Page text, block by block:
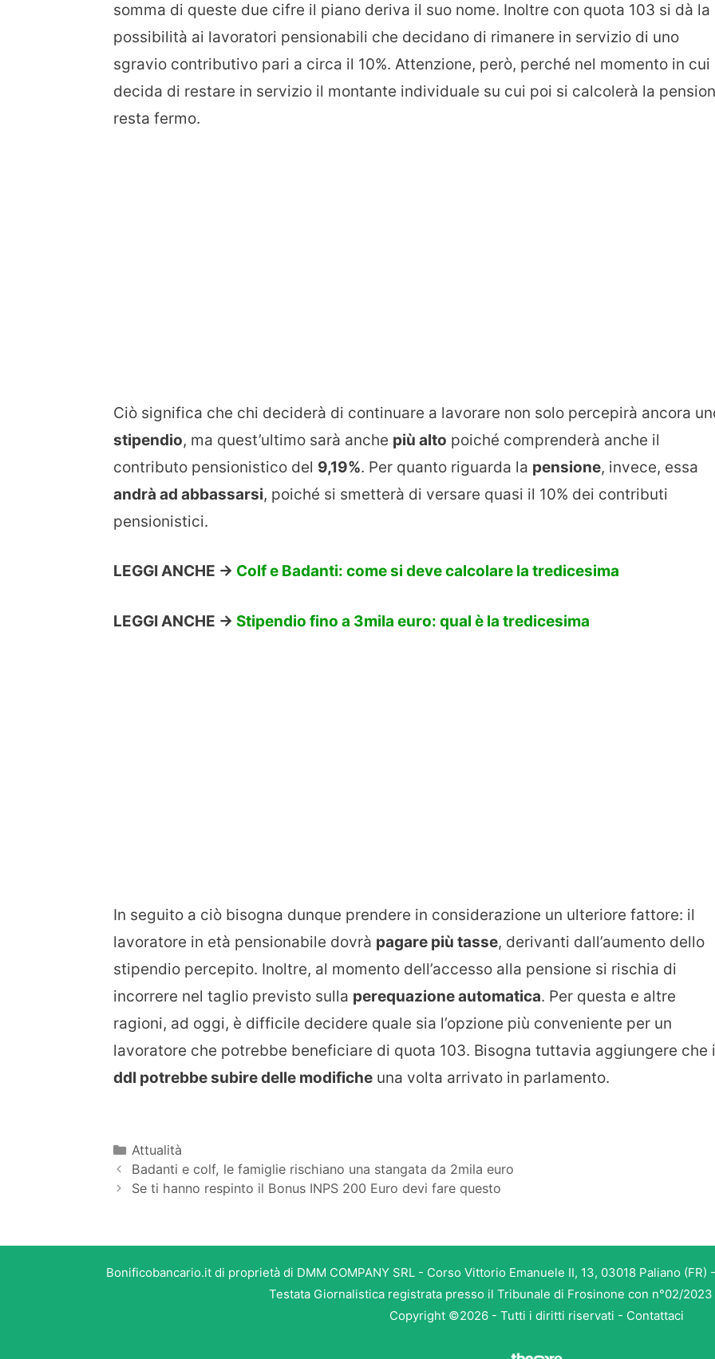
somma di queste due cifre il piano deriva il suo nome. Inoltre con quota 103 si dà la
possibilità ai lavoratori pensionabili che decidano di rimanere in servizio di uno
sgravio contributivo pari a circa il 10%. Attenzione, però, perché nel momento in cui
decida di restare in servizio il montante individuale su cui poi si calcolerà la
resta fermo.
Ciò significa che chi deciderà di continuare a lavorare non solo percepirà ancora
stipendio, ma quest’ultimo sarà anche più alto poiché comprenderà anche il
contributo pensionistico del 9,19%. Per quanto riguarda la pensione, invece, essa
andrà ad abbassarsi, poiché si smetterà di versare quasi il 10% dei contributi
pensionistici.
LEGGI ANCHE -> Colf e Badanti: come si deve calcolare la tredicesima
LEGGI ANCHE -> Stipendio fino a 3mila euro: qual è la tredicesima
In seguito a ciò bisogna dunque prendere in considerazione un ulteriore fattore: il
lavoratore in età pensionabile dovrà pagare più tasse, derivanti dall’aumento dello
stipendio percepito. Inoltre, al momento dell’accesso alla pensione si rischia di
incorrere nel taglio previsto sulla perequazione automatica. Per questa e altre
ragioni, ad oggi, è difficile decidere quale sia l’opzione più conveniente per un
lavoratore che potrebbe beneficiare di quota 103. Bisogna tuttavia aggiungere che
ddl potrebbe subire delle modifiche una volta arrivato in parlamento.
Categorie
Attualità
Badanti e colf, le famiglie rischiano una stangata da 2mila euro
Se ti hanno respinto il Bonus INPS 200 Euro devi fare questo
Bonificobancario.it di proprietà di DMM COMPANY SRL - Corso Vittorio Emanuele II, 13, 03018 Paliano
Testata Giornalistica registrata presso il Tribunale di Frosinone con n°02/
Copyright ©2026 - Tutti i diritti riservati - Contattaci